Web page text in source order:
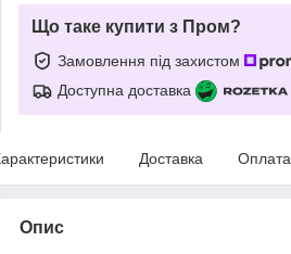
Що таке купити з Пром?
Замовлення під захистом
Доступна доставка
Доставка Оплата
Опис